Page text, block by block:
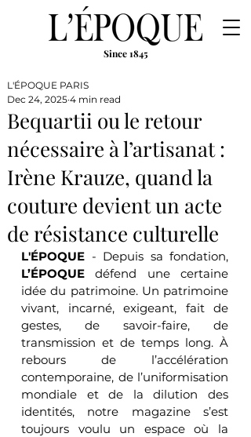
Since 1845
Bequartii ou le retour
nécessaire à l’artisanat :
Irène Krauze, quand la
couture devient un acte
de résistance culturelle
L'ÉPOQUE PARIS
Dec 24, 2025 4 min read
L'ÉPOQUE
L’ÉPOQUE défend une certaine
idée du patrimoine. Un patrimoine
vivant, incarné, exigeant, fait de
gestes, de savoir-faire, de
transmission et de temps long. À
rebours de l’accélération
contemporaine, de l’uniformisation
mondiale et de la dilution des
identités, notre magazine s’est
toujours voulu un espace où la